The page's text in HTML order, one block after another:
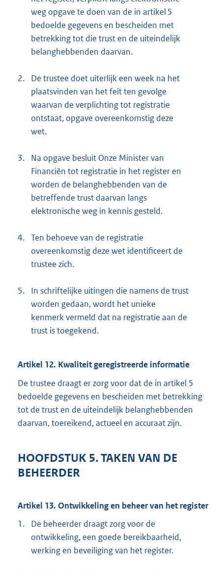
weg opgave te doen van de in artikel 5
bedoelde gegevens en bescheiden met
betrekking tot die trust en de uiteindelijk
belanghebbenden daarvan.
2.
De trustee doet uiterlijk een week na het
plaatsvinden van het feit ten gevolge
waarvan de verplichting tot registratie
ontstaat, opgave overeenkomstig deze
wet.
3.
Na opgave besluit Onze Minister van
Financiën tot registratie in het register en
worden de belanghebbenden van de
betreffende trust daarvan langs
elektronische weg in kennis gesteld.
4. Ten behoeve van de registratie
overeenkomstig deze wet identificeert de
trustee zich.
5.
In schriftelijke uitingen die namens de trust
worden gedaan, wordt het unieke
kenmerk vermeld dat na registratie aan de
trust is toegekend.
Artikel 12. Kwaliteit geregistreerde informatie
De trustee draagt er zorg voor dat de in artikel 5
bedoelde gegevens en bescheiden met betrekking
tot de trust en de uiteindelijk belanghebbenden
daarvan, toereikend, actueel en accuraat zijn.
HOOFDSTUK 5. TAKEN VAN DE
BEHEERDER
Artikel 13. Ontwikkeling en beheer van het register
1.
De beheerder draagt zorg voor de
ontwikkeling, een goede bereikbaarheid,
werking en beveiliging van het register.